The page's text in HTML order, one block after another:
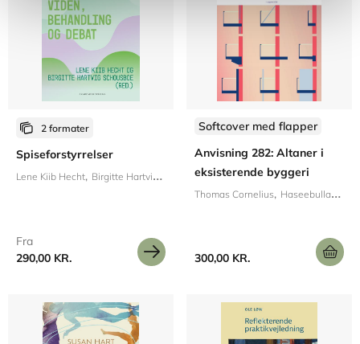
2 formater
Spiseforstyrrelser
Lene Kiib Hecht Birgitte Hartvig Schousboe
Fra
290,00 KR.
Softcover med flapper
Anvisning 282: Altaner i
eksisterende byggeri
Thomas Cornelius Haseebullah Wahedi
300,00 KR.